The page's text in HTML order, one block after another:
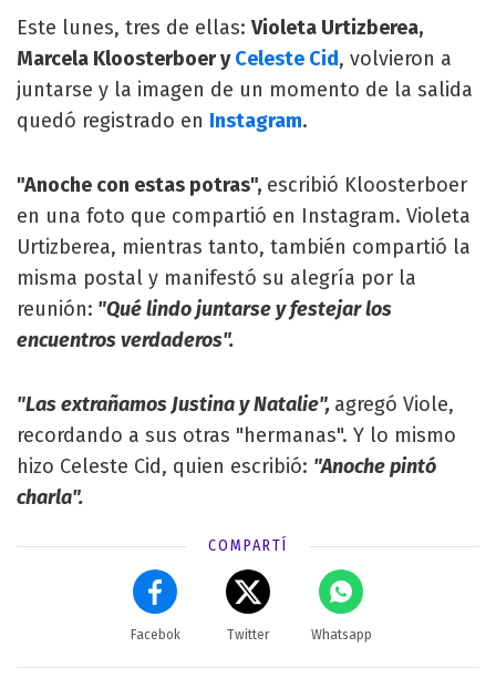
Este lunes, tres de ellas: Violeta Urtizberea,
Marcela Kloosterboer yCeleste Cid, volvieron a
juntarse y la imagen de un momento de la salida
quedó registrado en Instagram.
"Anoche con estas potras", escribió Kloosterboer
en una foto que compartió en Instagram. Violeta
Urtizberea, mientras tanto, también compartió la
misma postal y manifestó su alegría por la
reunión: "Qué lindo juntarse y festejar los
encuentros verdaderos".
"Las extrañamos Justina y Natalie", agregó Viole,
recordando a sus otras "hermanas". Y lo mismo
hizo Celeste Cid, quien escribió: "Anoche pintó
charla".
COMPARTÍ
Facebok Twitter Whatsapp